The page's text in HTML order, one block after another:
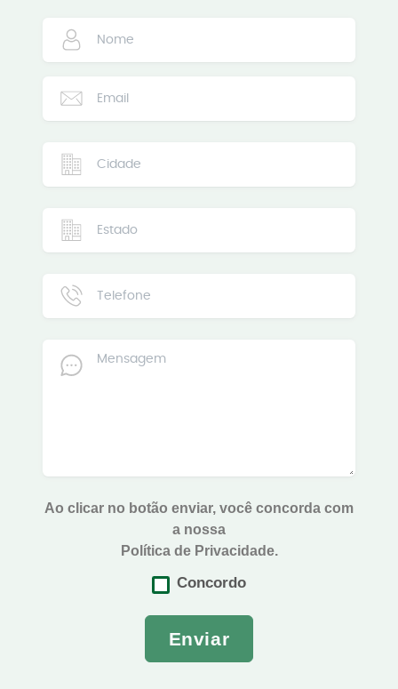
Ao clicar no botão enviar, você concorda com
a nossa
Política de Privacidade.
Concordo
Enviar